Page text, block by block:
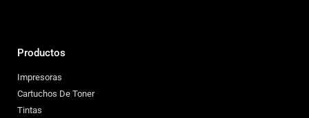
Productos
Impresoras
Cartuchos De Toner
Tintas